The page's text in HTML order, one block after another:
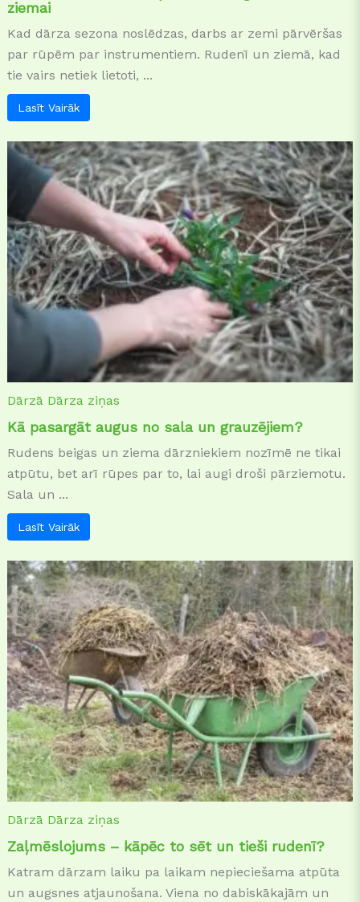
ziemai
Kad dārza sezona noslēdzas, darbs ar zemi pārvēršas
par rūpēm par instrumentiem. Rudenī un ziemā, kad
tie vairs netiek lietoti, ...
Lasīt Vairāk
Dārzā Dārza ziņas
Kā pasargāt augus no sala un grauzējiem?
Rudens beigas un ziema dārzniekiem nozīmē ne tikai
atpūtu, bet arī rūpes par to, lai augi droši pārziemotu.
Sala un ...
Lasīt Vairāk
Dārzā Dārza ziņas
Zaļmēslojums – kāpēc to sēt un tieši rudenī?
Katram dārzam laiku pa laikam nepieciešama atpūta
un augsnes atjaunošana. Viena no dabiskākajām un